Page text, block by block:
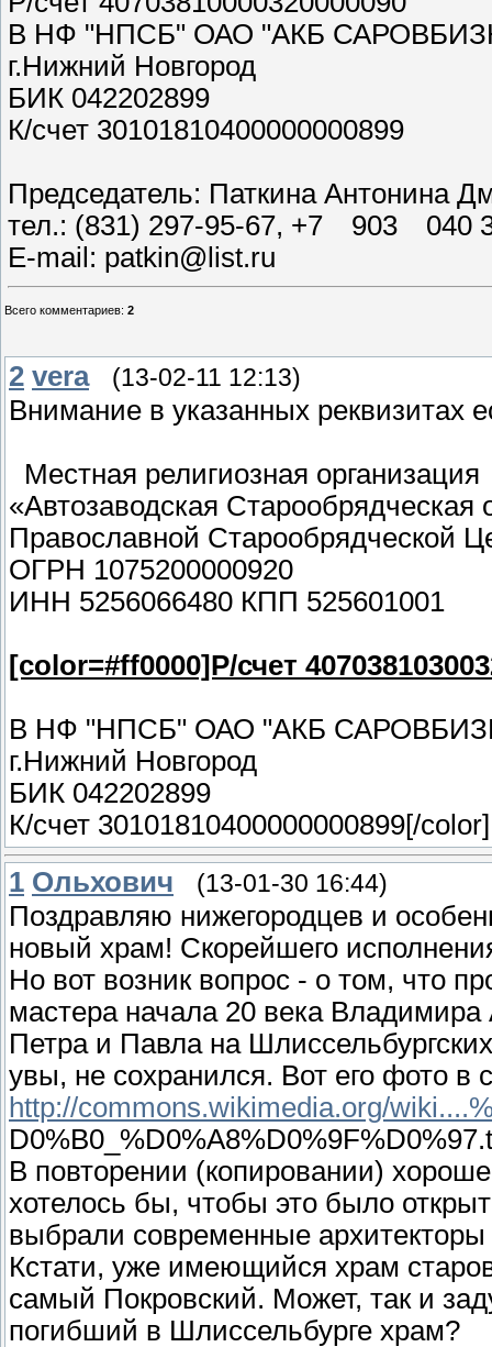
В НФ "НПСБ" ОАО "АКБ
г.Нижний Новгород
БИК 042202899
К/счет 30101810400000000899
Председатель: Паткина Антонина
тел.: (831) 297-95-67, +7 903 040
E-mail: patkin@list.ru
Всего комментариев: 2
2 vera (13-02-11 12:13)
Внимание в указанных реквизитах
Местная религиозная организация
«Автозаводская
Православной Старообрядческой
ОГРН 1075200000920
ИНН 5256066480 КПП 525601001
[color=#ff0000]Р/счет
В НФ "НПСБ" ОАО "АКБ
г.Нижний Новгород
БИК 042202899
К/счет 30101810400000000899[/color]
1 Ольхович (13-01-30 16:44)
Поздравляю нижегородцев и
новый храм! Скорейшего
Но вот возник вопрос - о том, что
мастера начала 20 века Владимира
Петра и Павла на
увы, не сохранился. Вот его фото в
http://commons.wikimedia.org/
В повторении (копировании)
хотелось бы, чтобы это было
выбрали современные
Кстати, уже имеющийся храм
самый Покровский. Может, так и
погибший в Шлиссельбурге храм?